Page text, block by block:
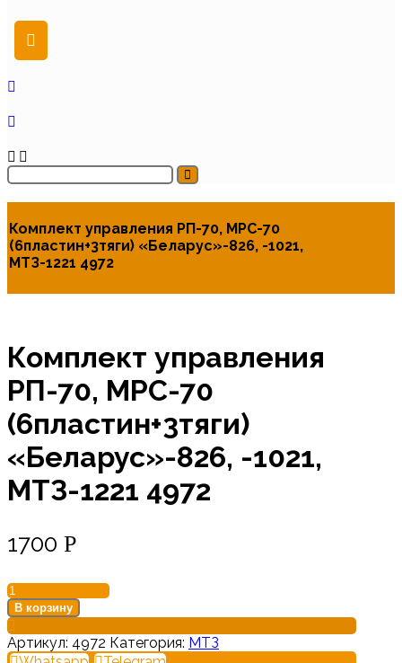
Комплект управления РП-70, МРС-70
(6пластин+3тяги) «Беларус»-826, -1021,
МТЗ-1221 4972
Комплект управления
РП-70, МРС-70
(6пластин+3тяги)
«Беларус»-826, -1021,
МТЗ-1221 4972
1700 Р
Количество
товара
Комплект
управления
РП-70,
В корзину
Артикул: 4972 Категория: МТЗ